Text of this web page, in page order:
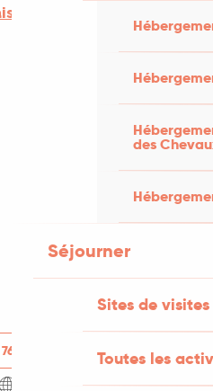
des
Séjourner
Sites de visites
Toutes les
en train !
72 69